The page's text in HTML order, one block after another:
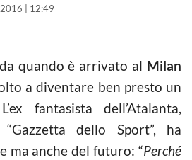
| 12:49
da quando è arrivato al Milan
a diventare ben presto un
fantasista dell’Atalanta,
dello Sport”, ha
ma anche del futuro: “Perché